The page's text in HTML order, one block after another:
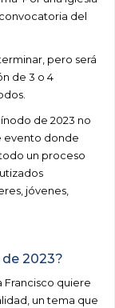
del
pero será
de 3 o 4
de 2023 no
evento donde
un proceso
jóvenes,
2023?
Francisco quiere
un tema que